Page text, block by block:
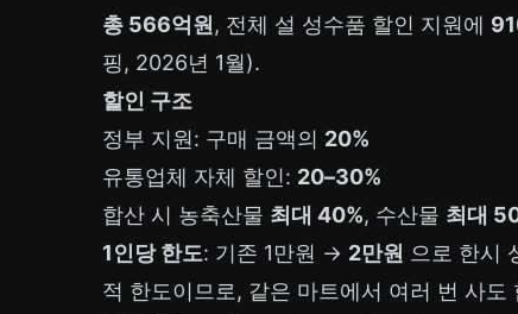
총 566억원 , 전체 설 성수품 할인 지원에
핑, 2026년 1월).
할인 구조
정부 지원: 구매 금액의 20%
유통업체 자체 할인: 20–30%
합산 시 농축산물 최대 40%, 수산물 최대
1인당 한도: 기존 1만원 → 2만원 으로 한시
적 한도이므로, 같은 마트에서 여러 번 사도